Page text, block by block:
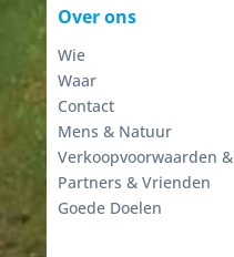
Over ons
Wie
Waar
Contact
Mens & Natuur
Verkoopvoorwaarden
Partners & Vrienden
Goede Doelen